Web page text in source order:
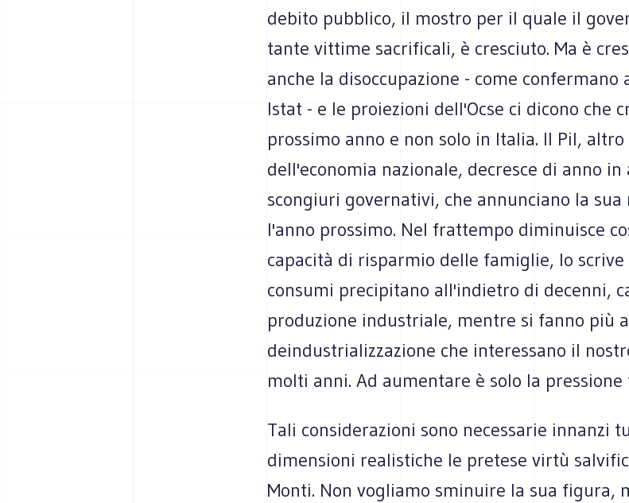
debito pubblico, il mostro per il quale il
tante vittime sacrificali, è cresciuto. Ma è
anche la disoccupazione - come
Istat - e le proiezioni dell'Ocse ci dicono che
prossimo anno e non solo in Italia. Il Pil,
dell'economia nazionale, decresce di anno
scongiuri governativi, che annunciano la
l'anno prossimo. Nel frattempo diminuisce
capacità di risparmio delle famiglie, lo scrive
consumi precipitano all'indietro di decenni,
produzione industriale, mentre si fanno più
deindustrializzazione che interessano il
molti anni. Ad aumentare è solo la pressione
Tali considerazioni sono necessarie innanzi
dimensioni realistiche le pretese virtù
Monti. Non vogliamo sminuire la sua figura,